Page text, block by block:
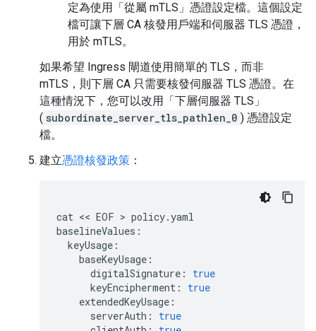
定為使用「從屬 mTLS」 憑證設定檔。這個設定
檔可讓下層 CA 核發用戶端和伺服器 TLS 憑證，
用於 mTLS。
如果希望 Ingress 閘道使用簡單的 TLS，而非
mTLS，則下層 CA 只需要核發伺服器 TLS 憑證。在
這種情況下，您可以改用「下層伺服器 TLS」
( subordinate_server_tls_pathlen_0 ) 憑證設定
檔。
建立憑證核發政策 ：
cat << EOF > policy.yaml
baselineValues :
keyUsage :
baseKeyUsage :
digitalSignature :
true
keyEncipherment :
true
extendedKeyUsage :
serverAuth :
true